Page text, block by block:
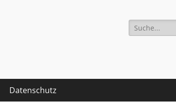
Suche
nach:
Datenschutz